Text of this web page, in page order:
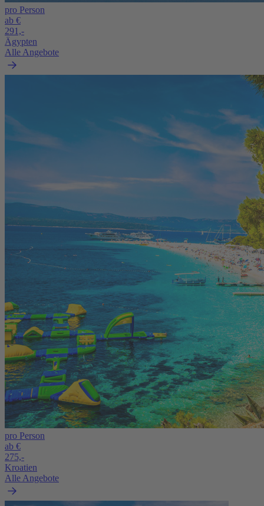
pro Person
ab €
291,-
Ägypten
Alle Angebote
pro Person
ab €
275,-
Kroatien
Alle Angebote